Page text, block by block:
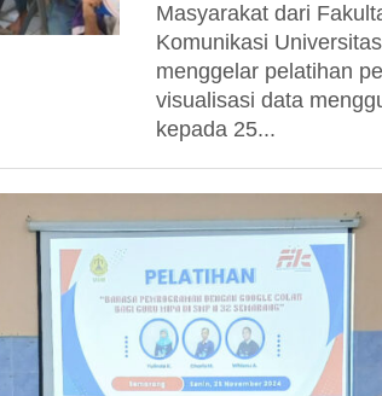
Masyarakat dari
Komunikasi
menggelar pelatihan
visualisasi data
kepada 25...